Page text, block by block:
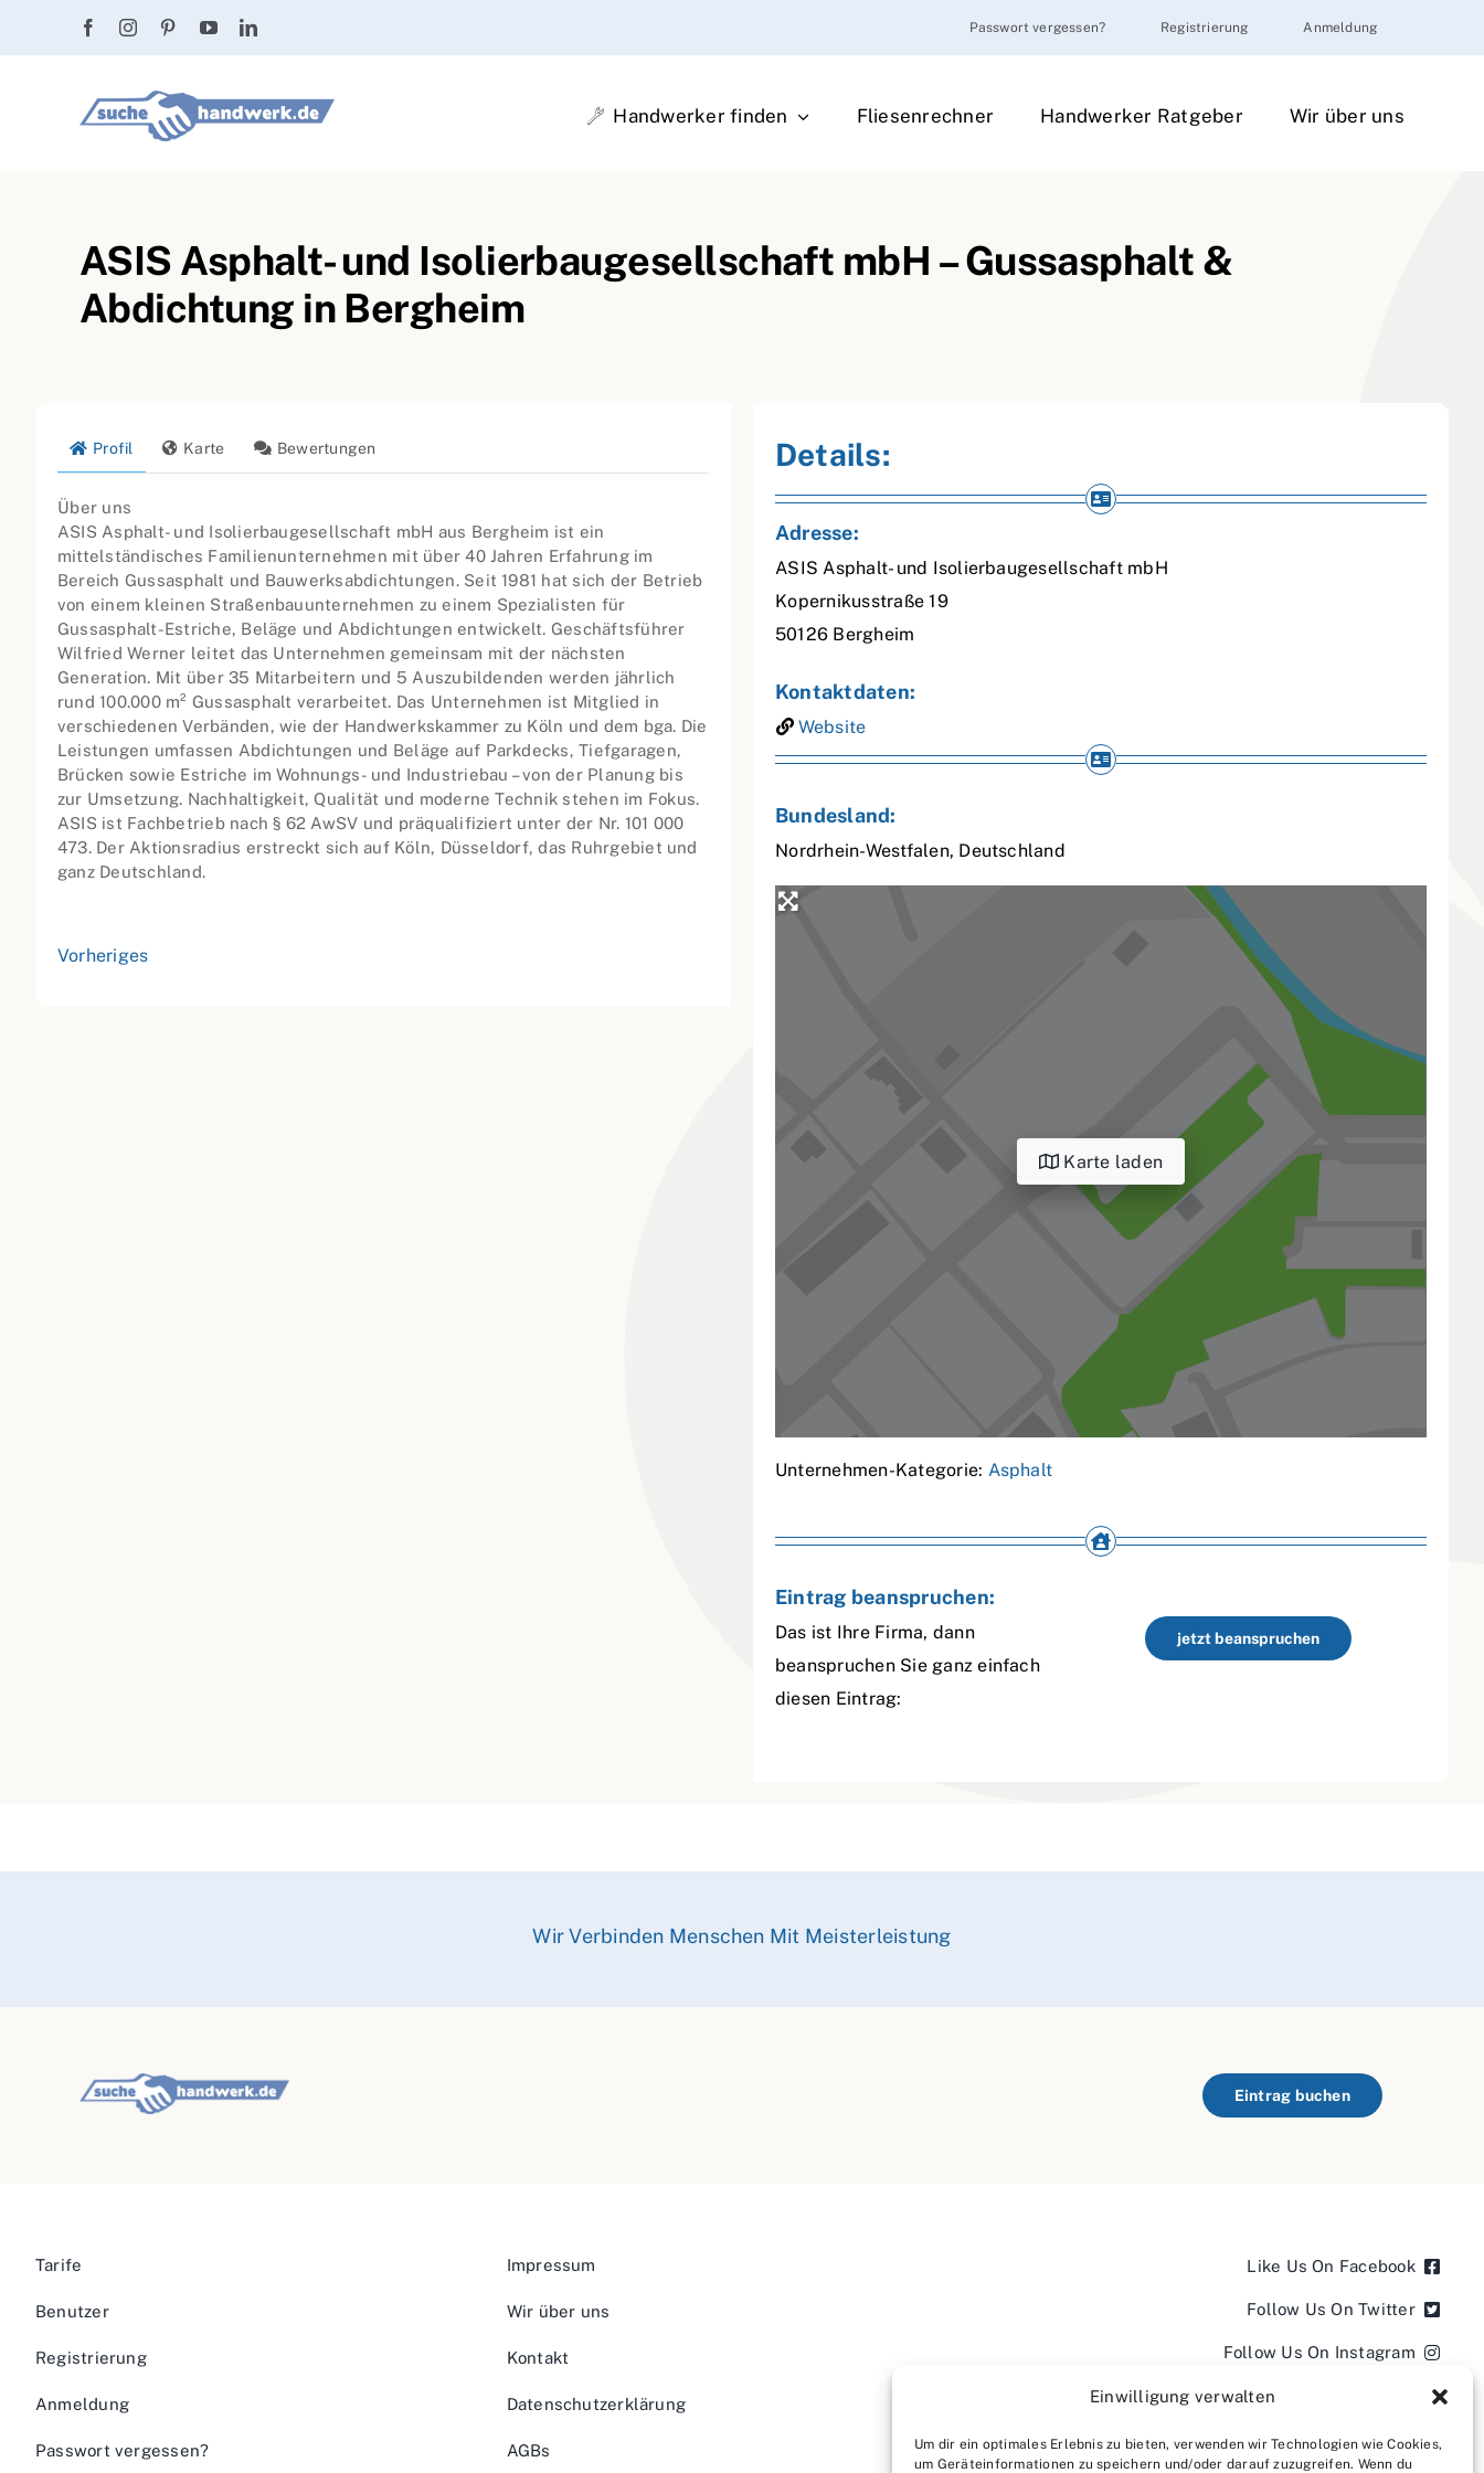
Einwilligung verwalten
Um dir ein optimales Erlebnis zu bieten, verwenden wir Technologien wie Cookies,
um Geräteinformationen zu speichern und/oder darauf zuzugreifen. Wenn du
Passwort vergessen? Registrierung Anmeldung
Handwerker finden Fliesenrechner Handwerker Ratgeber Wir über uns
ASIS Asphalt- und Isolierbaugesellschaft mbH – Gussasphalt &
Abdichtung in Bergheim
Profil Karte Bewertungen
Über uns
ASIS Asphalt- und Isolierbaugesellschaft mbH aus Bergheim ist ein
mittelständisches Familienunternehmen mit über 40 Jahren Erfahrung im
Bereich Gussasphalt und Bauwerksabdichtungen. Seit 1981 hat sich der Betrieb
von einem kleinen Straßenbauunternehmen zu einem Spezialisten für
Gussasphalt-Estriche, Beläge und Abdichtungen entwickelt. Geschäftsführer
Wilfried Werner leitet das Unternehmen gemeinsam mit der nächsten
Generation. Mit über 35 Mitarbeitern und 5 Auszubildenden werden jährlich
rund 100.000 m² Gussasphalt verarbeitet. Das Unternehmen ist Mitglied in
verschiedenen Verbänden, wie der Handwerkskammer zu Köln und dem bga. Die
Leistungen umfassen Abdichtungen und Beläge auf Parkdecks, Tiefgaragen,
Brücken sowie Estriche im Wohnungs- und Industriebau – von der Planung bis
zur Umsetzung. Nachhaltigkeit, Qualität und moderne Technik stehen im Fokus.
ASIS ist Fachbetrieb nach § 62 AwSV und präqualifiziert unter der Nr. 101 000
473. Der Aktionsradius erstreckt sich auf Köln, Düsseldorf, das Ruhrgebiet und
ganz Deutschland.
Vorheriges
Details:
Adresse:
ASIS Asphalt- und Isolierbaugesellschaft mbH
Kopernikusstraße 19
50126 Bergheim
Kontaktdaten:
Website
Bundesland:
Nordrhein-Westfalen, Deutschland
Karte laden
Unternehmen-Kategorie: Asphalt
Eintrag beanspruchen:
Das ist Ihre Firma, dann
beanspruchen Sie ganz einfach
diesen Eintrag:
jetzt beanspruchen
Wir Verbinden Menschen Mit Meisterleistung
Eintrag buchen
Tarife
Benutzer
Registrierung
Anmeldung
Passwort vergessen?
Impressum
Wir über uns
Kontakt
Datenschutzerklärung
AGBs
Like Us On Facebook
Follow Us On Twitter
Follow Us On Instagram
Follow Us On LinkedIn
Follow us on YouTube